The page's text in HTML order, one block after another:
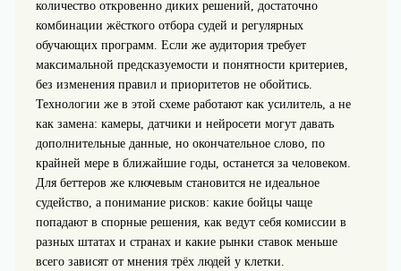
количество откровенно диких решений, достаточно
комбинации жёсткого отбора судей и регулярных
обучающих программ. Если же аудитория требует
максимальной предсказуемости и понятности критериев,
без изменения правил и приоритетов не обойтись.
Технологии же в этой схеме работают как усилитель, а не
как замена: камеры, датчики и нейросети могут давать
дополнительные данные, но окончательное слово, по
крайней мере в ближайшие годы, останется за человеком.
Для беттеров же ключевым становится не идеальное
судейство, а понимание рисков: какие бойцы чаще
попадают в спорные решения, как ведут себя комиссии в
разных штатах и странах и какие рынки ставок меньше
всего зависят от мнения трёх людей у клетки.